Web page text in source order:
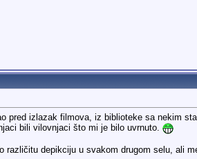
pred izlazak filmova, iz biblioteke sa nekim
bili vilovnjaci što mi je bilo uvrnuto.
depikciju u svakom drugom selu, ali